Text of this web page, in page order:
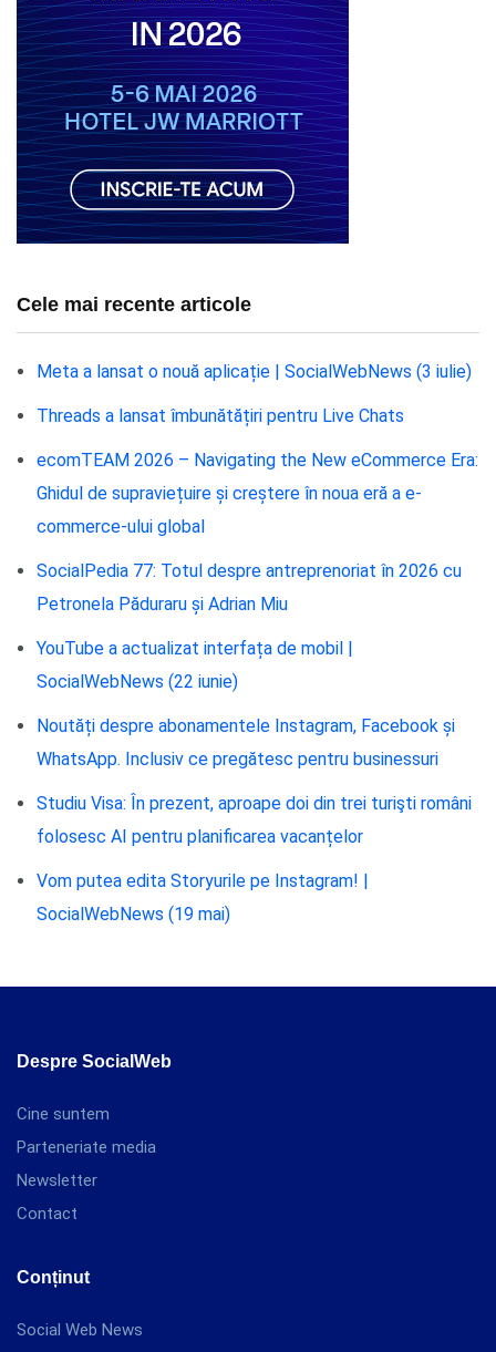
Cele mai recente articole
Meta a lansat o nouă aplicație | SocialWebNews (3 iulie)
Threads a lansat îmbunătățiri pentru Live Chats
ecomTEAM 2026 – Navigating the New eCommerce Era:
Ghidul de supraviețuire și creștere în noua eră a e-
commerce-ului global
SocialPedia 77: Totul despre antreprenoriat în 2026 cu
Petronela Păduraru și Adrian Miu
YouTube a actualizat interfața de mobil |
SocialWebNews (22 iunie)
Noutăți despre abonamentele Instagram, Facebook și
WhatsApp. Inclusiv ce pregătesc pentru businessuri
Studiu Visa: În prezent, aproape doi din trei turişti români
folosesc AI pentru planificarea vacanțelor
Vom putea edita Storyurile pe Instagram! |
SocialWebNews (19 mai)
Despre SocialWeb
Cine suntem
Parteneriate media
Newsletter
Contact
Conținut
Social Web News